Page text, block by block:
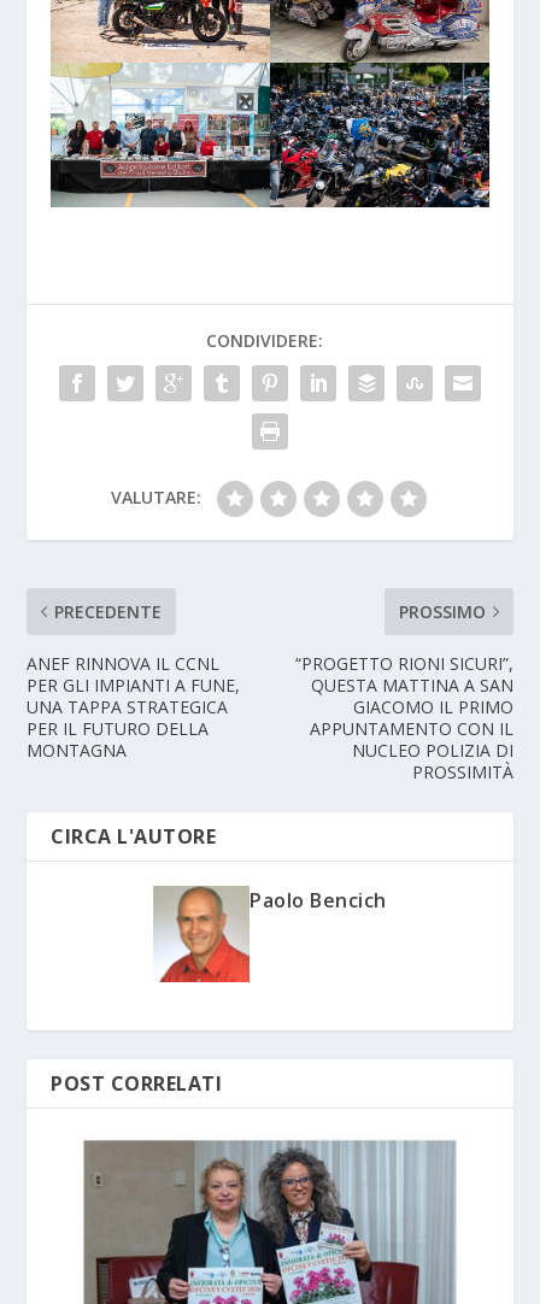
CONDIVIDERE:
VALUTARE:
PRECEDENTE
ANEF RINNOVA IL CCNL
PER GLI IMPIANTI A FUNE,
UNA TAPPA STRATEGICA
PER IL FUTURO DELLA
MONTAGNA
PROSSIMO
“PROGETTO RIONI SICURI”,
QUESTA MATTINA A SAN
GIACOMO IL PRIMO
APPUNTAMENTO CON IL
NUCLEO POLIZIA DI
PROSSIMITÀ
CIRCA L'AUTORE
Paolo Bencich
POST CORRELATI